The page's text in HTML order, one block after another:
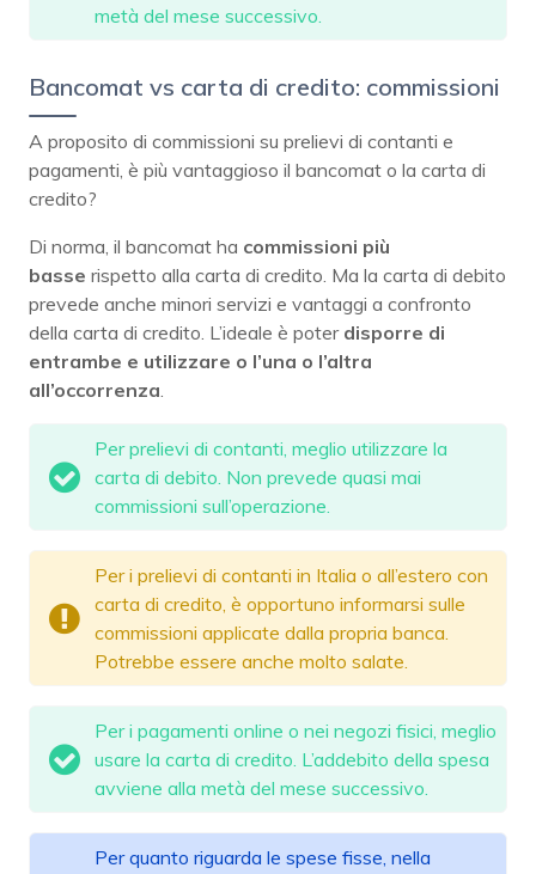
metà del mese successivo.
Bancomat vs carta di credito: commissioni
A proposito di commissioni su prelievi di contanti e
pagamenti, è più vantaggioso il bancomat o la carta di
credito?
Di norma, il bancomat ha commissioni più
basse rispetto alla carta di credito. Ma la carta di debito
prevede anche minori servizi e vantaggi a confronto
della carta di credito. L’ideale è poter disporre di
entrambe e utilizzare o l’una o l’altra
all’occorrenza
Per prelievi di contanti, meglio utilizzare la
carta di debito. Non prevede quasi mai
commissioni sull’operazione.
Per i prelievi di contanti in Italia o all’estero con
carta di credito, è opportuno informarsi sulle
commissioni applicate dalla propria banca.
Potrebbe essere anche molto salate.
Per i pagamenti online o nei negozi fisici, meglio
usare la carta di credito. L’addebito della spesa
avviene alla metà del mese successivo.
Per quanto riguarda le spese fisse, nella